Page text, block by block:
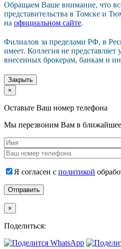
Обращаем Ваше внимание, что
представительства в Томске и
на официальном сайте.
Филиалов за пределами РФ, в
имеет. Коллегия не
внесенных брокерам, банкам и
Закрыть
×
Оставьте Ваш номер телефона
Мы перезвоним Вам в
Я согласен с политикой
×
Поделиться: